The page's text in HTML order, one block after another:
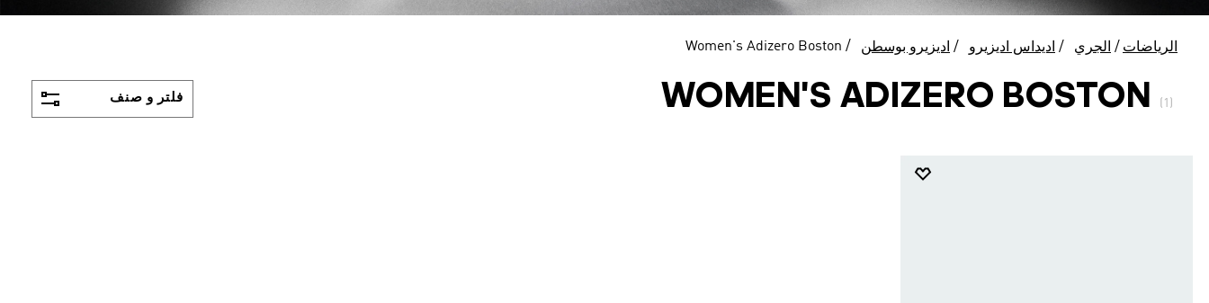
الرياضات الجري اديداس اديزيرو اديزيرو بوسطن Women's Adizero Boston
WOMEN'S ADIZERO BOSTON (1) فلتر و صنف